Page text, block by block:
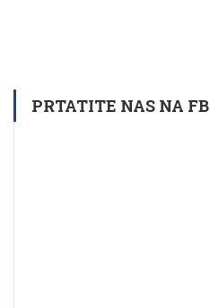
PRTATITE NAS NA FB